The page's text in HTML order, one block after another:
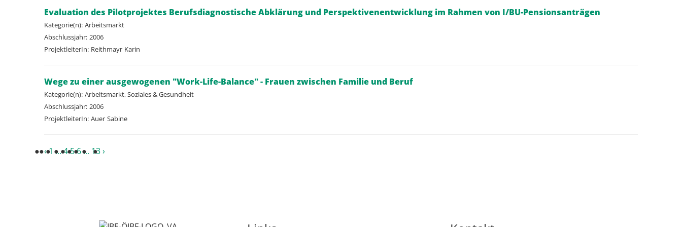
Evaluation des Pilotprojektes Berufsdiagnostische Abklärung und Perspektivenentwicklung im Rahmen von I/BU-Pensionsanträgen
Kategorie(n): Arbeitsmarkt
Abschlussjahr: 2006
ProjektleiterIn: Reithmayr Karin
Wege zu einer ausgewogenen "Work-Life-Balance" - Frauen zwischen Familie und Beruf
Kategorie(n): Arbeitsmarkt, Soziales & Gesundheit
Abschlussjahr: 2006
ProjektleiterIn: Auer Sabine
‹1 ...456... 13›